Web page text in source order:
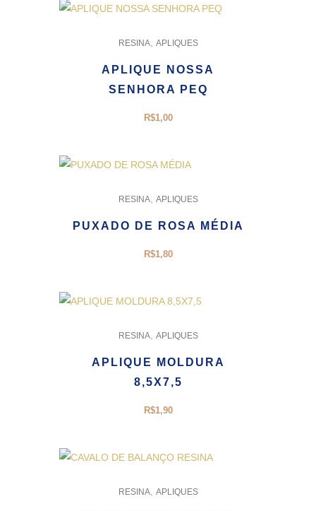
RESINA, APLIQUES
APLIQUE NOSSA
SENHORA PEQ
R$1,00
RESINA, APLIQUES
PUXADO DE ROSA MÉDIA
R$1,80
RESINA, APLIQUES
APLIQUE MOLDURA
8,5X7,5
R$1,90
RESINA, APLIQUES